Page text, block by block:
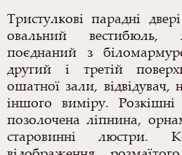
Тристулкові парадні
овальний вестибюль,
поєднаний з
другий і третій
ошатної зали,
іншого виміру. Розкішні
позолочена ліпнина,
старовинні люстри.